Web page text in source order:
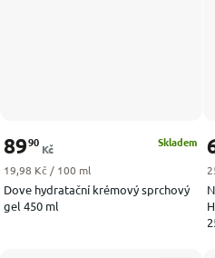
Dove hydratační krémový sprchový
gel 450 ml
Skladem
8990
Kč
Měrná cena:
19,98 Kč / 100 ml